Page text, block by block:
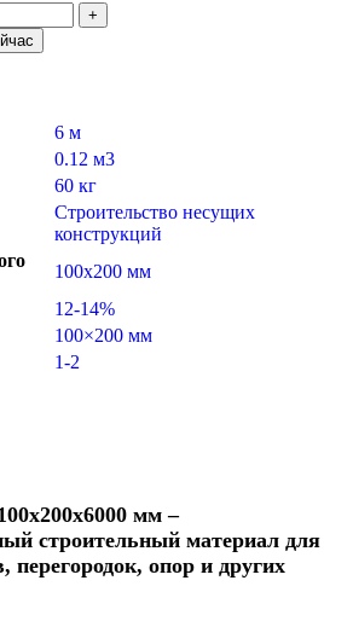
6 м
0.12 м3
60 кг
Строительство несущих
конструкций
100х200 мм
12-14%
100×200 мм
1-2
мм –
строительный материал для
перегородок, опор и других